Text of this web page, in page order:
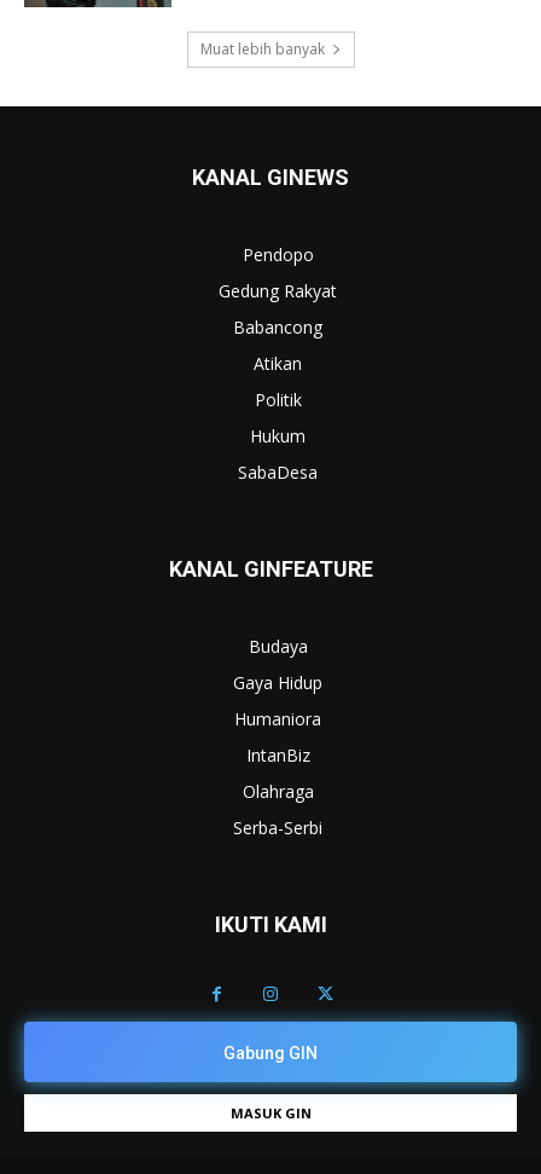
Muat lebih banyak
KANAL GINEWS
Pendopo
Gedung Rakyat
Babancong
Atikan
Politik
Hukum
SabaDesa
KANAL GINFEATURE
Budaya
Gaya Hidup
Humaniora
IntanBiz
Olahraga
Serba-Serbi
IKUTI KAMI
Gabung GIN
MASUK GIN